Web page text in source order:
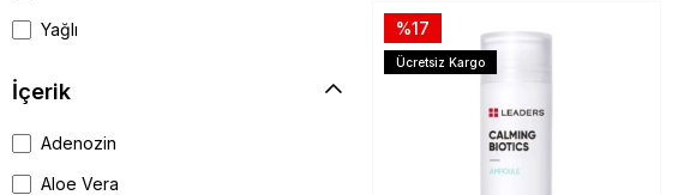
Yağlı
İçerik
Adenozin
Aloe Vera
%17
Ücretsiz Kargo